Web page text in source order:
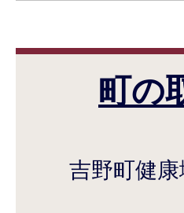
町の
吉野町健